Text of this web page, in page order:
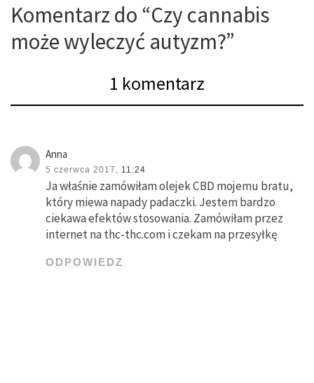
Komentarz do “Czy cannabis
może wyleczyć autyzm?”
1 komentarz
Anna
5 czerwca 2017, 11:24
Ja właśnie zamówiłam olejek CBD mojemu bratu,
który miewa napady padaczki. Jestem bardzo
ciekawa efektów stosowania. Zamówiłam przez
internet na thc-thc.com i czekam na przesyłkę
ODPOWIEDZ